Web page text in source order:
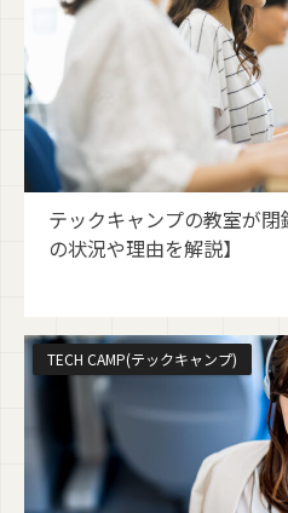
テックキャンプの教室が
の状況や理由を解説】
TECH CAMP(テックキャンプ)